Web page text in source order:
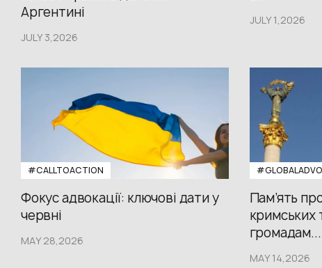
Аргентині
JULY 3,2026
JULY 1,2026
#CALLTOACTION
Фокус адвокації: ключові дати у
червні
MAY 28,2026
Пам’ять
кримських
громадам...
MAY 14,2026